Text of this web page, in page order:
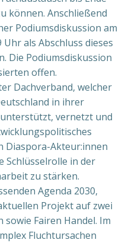
können. Anschließend
Podiumsdiskussion am
Uhr als Abschluss dieses
Die Podiumsdiskussion
offen.
Dachverband, welcher
in ihrer
vernetzt und
Diaspora-Akteur:innen
Schlüsselrolle in der
zu stärken.
Agenda 2030,
Projekt auf zwei
Fairen Handel. Im
Fluchtursachen